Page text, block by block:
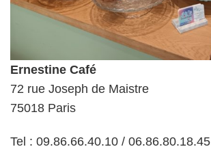
Ernestine Café
72 rue Joseph de Maistre
75018 Paris
Tel : 09.86.66.40.10 / 06.86.80.18.45